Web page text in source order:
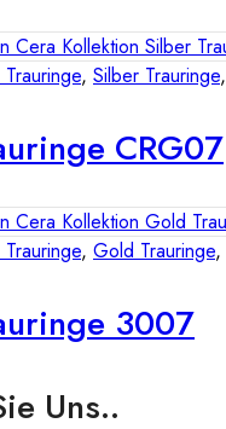
, Silber Trauringe,
CRG07
, Gold Trauringe,
3007
Uns..